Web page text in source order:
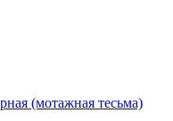
(мотажная тесьма)